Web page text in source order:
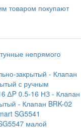
товаром покупают
непрямого
закрытый - Клапан
с ручным
∆P 0.5-16 НЗ- Клапан
- Клапан BRK-02
SG5541
малой